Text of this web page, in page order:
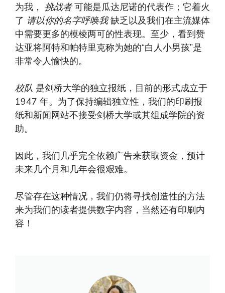
为我， 挑战者可能是瓜达尼诺的代表作；它着火
了 请以你的名字呼唤我缺乏以及我们在主流媒体
中需要更多的模棱两可的性表现。至少，看到赞
达亚将阿特和帕特里克称为她的“白人小男孩”是
非常令人愉快的。
校队 是剑桥大学的独立报纸，目前的形式成立于
1947 年。为了保持编辑独立性，我们的印刷报
纸和新闻网站不接受剑桥大学或其组成学院的资
助。
因此，我们几乎完全依赖广告来获取资金，预计
未来几个月和几年会很艰难。
尽管存在这种情况，我们仍将寻找创造性的方法
来为我们的读者提供数字内容，当然还有印刷内
容！